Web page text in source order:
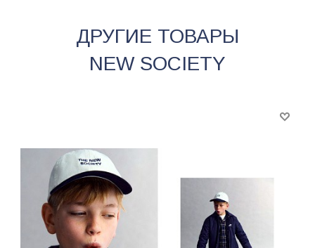
ДРУГИЕ ТОВАРЫ
NEW SOCIETY